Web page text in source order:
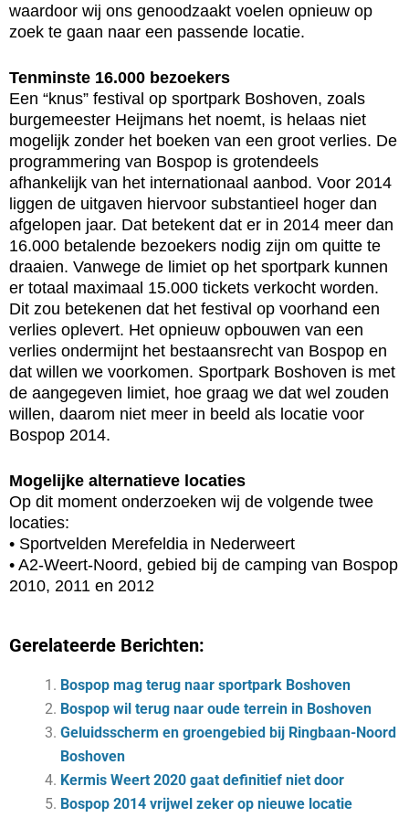
waardoor wij ons genoodzaakt voelen opnieuw op
zoek te gaan naar een passende locatie.
Tenminste 16.000 bezoekers
Een “knus” festival op sportpark Boshoven, zoals
burgemeester Heijmans het noemt, is helaas niet
mogelijk zonder het boeken van een groot verlies. De
programmering van Bospop is grotendeels
afhankelijk van het internationaal aanbod. Voor 2014
liggen de uitgaven hiervoor substantieel hoger dan
afgelopen jaar. Dat betekent dat er in 2014 meer dan
16.000 betalende bezoekers nodig zijn om quitte te
draaien. Vanwege de limiet op het sportpark kunnen
er totaal maximaal 15.000 tickets verkocht worden.
Dit zou betekenen dat het festival op voorhand een
verlies oplevert. Het opnieuw opbouwen van een
verlies ondermijnt het bestaansrecht van Bospop en
dat willen we voorkomen. Sportpark Boshoven is met
de aangegeven limiet, hoe graag we dat wel zouden
willen, daarom niet meer in beeld als locatie voor
Bospop 2014.
Mogelijke alternatieve locaties
Op dit moment onderzoeken wij de volgende twee
locaties:
• Sportvelden Merefeldia in Nederweert
• A2-Weert-Noord, gebied bij de camping van Bospop
2010, 2011 en 2012
Gerelateerde Berichten:
Bospop mag terug naar sportpark Boshoven
Bospop wil terug naar oude terrein in Boshoven
Geluidsscherm en groengebied bij Ringbaan-Noord
Boshoven
Kermis Weert 2020 gaat definitief niet door
Bospop 2014 vrijwel zeker op nieuwe locatie